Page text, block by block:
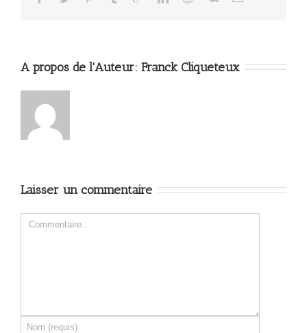
A propos de l'Auteur: Franck Cliqueteux
Laisser un commentaire